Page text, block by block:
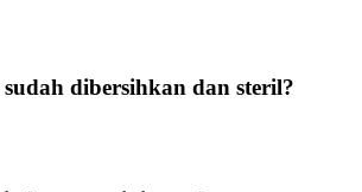
dibersihkan dan steril?